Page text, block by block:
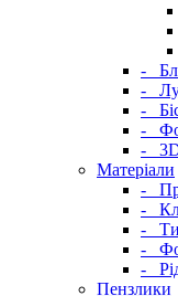
-
-
-
-
-
Матеріали
-
-
-
-
-
Пензлики